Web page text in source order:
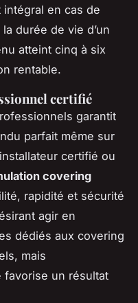
en cas de
durée de vie d’un
atteint cinq à six
rentable.
certifié
garantit
parfait même sur
certifié ou
covering
rapidité et sécurité
agir en
dédiés aux covering
mais
favorise un résultat